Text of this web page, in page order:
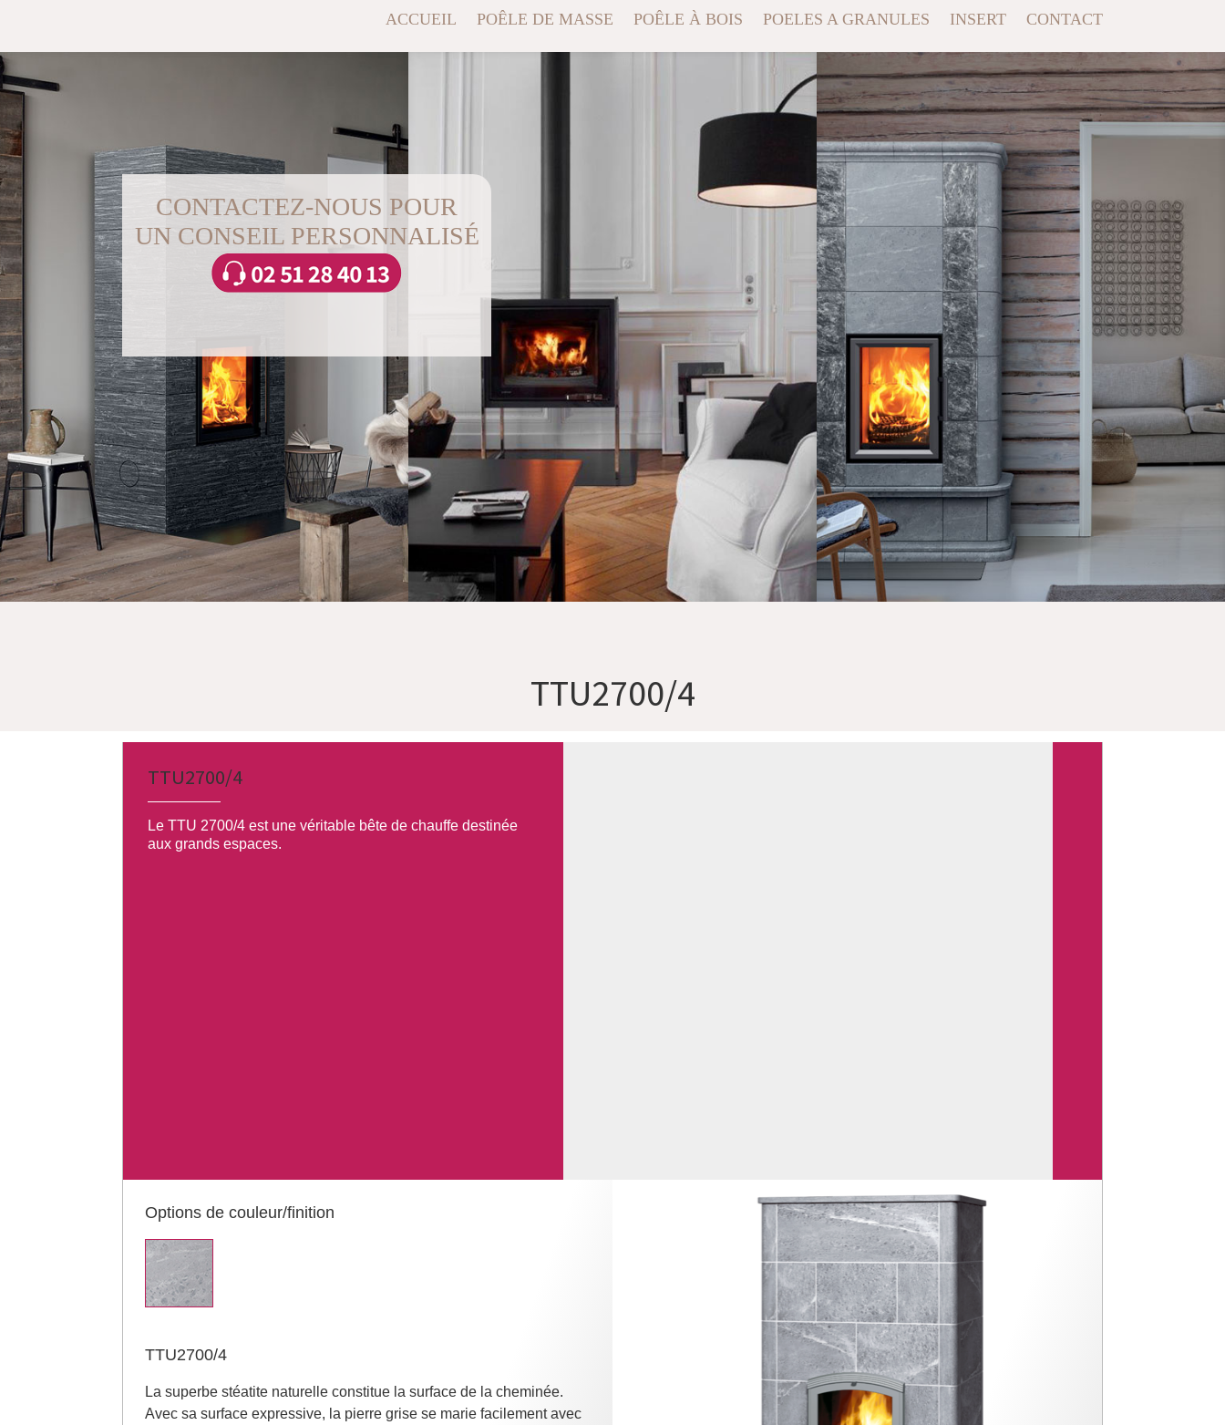
ACCUEIL POÊLE DE MASSE POÊLE À BOIS POELES A GRANULES INSERT CONTACT
CONTACTEZ-NOUS POUR
UN CONSEIL PERSONNALISÉ
TTU2700/4
TTU2700/4
Le TTU 2700/4 est une véritable bête de chauffe destinée
aux grands espaces.
Options de couleur/finition
TTU2700/4
La superbe stéatite naturelle constitue la surface de la cheminée.
Avec sa surface expressive, la pierre grise se marie facilement avec